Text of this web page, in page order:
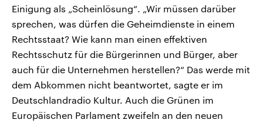
Einigung als „Scheinlösung“. „Wir müssen darüber
sprechen, was dürfen die Geheimdienste in einem
Rechtsstaat? Wie kann man einen effektiven
Rechtsschutz für die Bürgerinnen und Bürger, aber
auch für die Unternehmen herstellen?“ Das werde mit
dem Abkommen nicht beantwortet, sagte er im
Deutschlandradio Kultur. Auch die Grünen im
Europäischen Parlament zweifeln an den neuen